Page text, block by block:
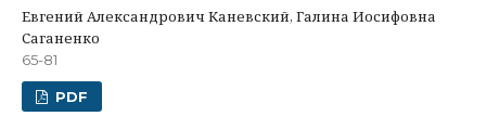
Евгений Александрович Каневский, Галина Иосифовна
Саганенко
65-81
PDF